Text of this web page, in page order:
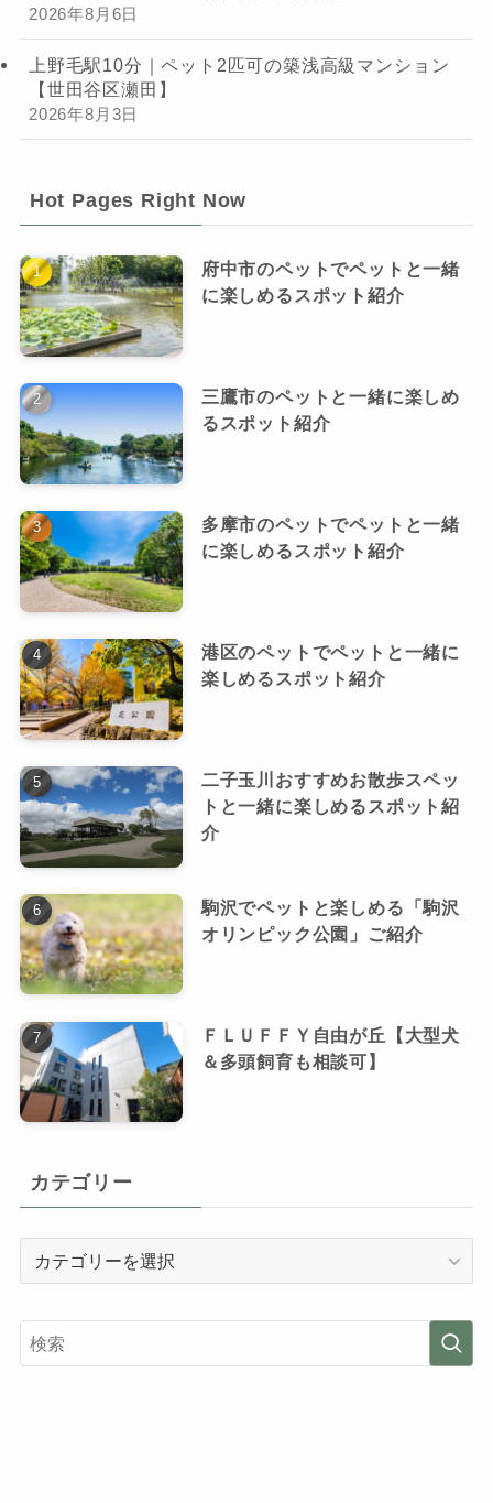
2026年8月6日
上野毛駅10分｜ペット2匹可の築浅高級マンション
【世田谷区瀬田】
2026年8月3日
Hot Pages Right Now
府中市のペットでペットと一緒
に楽しめるスポット紹介
三鷹市のペットと一緒に楽しめ
るスポット紹介
多摩市のペットでペットと一緒
に楽しめるスポット紹介
港区のペットでペットと一緒に
楽しめるスポット紹介
二子玉川おすすめお散歩スペッ
トと一緒に楽しめるスポット紹
介
駒沢でペットと楽しめる「駒沢
オリンピック公園」ご紹介
ＦＬＵＦＦＹ自由が丘【大型犬
＆多頭飼育も相談可】
カテゴリー
リ
ー